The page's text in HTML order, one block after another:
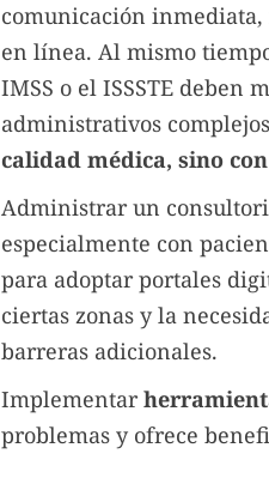
comunicación
en línea. Al mismo
IMSS o el ISSSTE deben
administrativos
calidad médica, sino
Administrar un
especialmente con
para adoptar portales
ciertas zonas y la
barreras adicionales.
Implementar
problemas y ofrece